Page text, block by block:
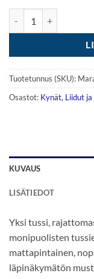
Tuotetunnus (SKU):
Osastot: Kynät, Liidut
KUVAUS
LISÄTIEDOT
Yksi tussi,
monipuolisten
mattapintainen,
läpinäkymätön